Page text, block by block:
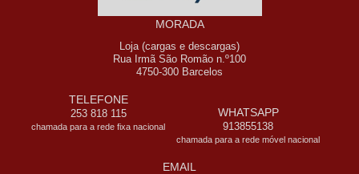
MORADA
Loja (cargas e descargas)
Rua Irmã São Romão n.º100
4750-300 Barcelos
TELEFONE
253 818 115
chamada para a rede fixa nacional
WHATSAPP
913855138
chamada para a rede móvel nacional
EMAIL